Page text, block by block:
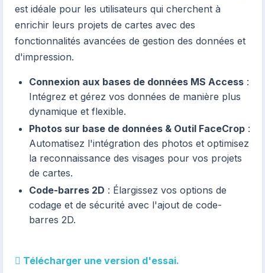
est idéale pour les utilisateurs qui cherchent à
enrichir leurs projets de cartes avec des
fonctionnalités avancées de gestion des données et
d'impression.
Connexion aux bases de données MS Access :
Intégrez et gérez vos données de manière plus
dynamique et flexible.
Photos sur base de données & Outil FaceCrop :
Automatisez l'intégration des photos et optimisez
la reconnaissance des visages pour vos projets
de cartes.
Code-barres 2D : Élargissez vos options de
codage et de sécurité avec l'ajout de code-
barres 2D.
Télécharger une version d'essai.